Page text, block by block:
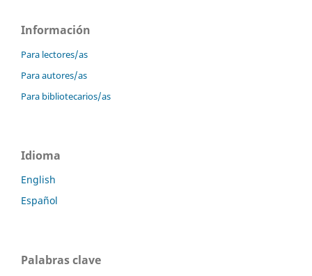
Información
Para lectores/as
Para autores/as
Para bibliotecarios/as
Idioma
English
Español
Palabras clave